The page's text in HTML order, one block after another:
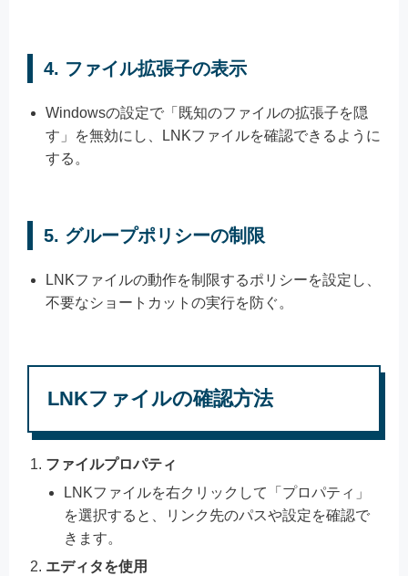
4. ファイル拡張子の表示
Windowsの設定で「既知のファイルの拡張子を隠
す」を無効にし、LNKファイルを確認できるように
する。
5. グループポリシーの制限
LNKファイルの動作を制限するポリシーを設定し、
不要なショートカットの実行を防ぐ。
LNKファイルの確認方法
ファイルプロパティ
LNKファイルを右クリックして「プロパティ」
を選択すると、リンク先のパスや設定を確認で
きます。
エディタを使用